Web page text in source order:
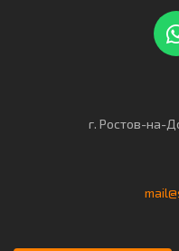
г. Ростов-на-